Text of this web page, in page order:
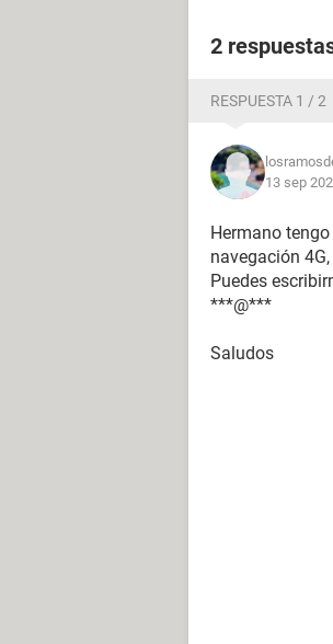
2
RESPUESTA 1 / 2
13 sep
Hermano
navegación
Puedes
***@***
Saludos